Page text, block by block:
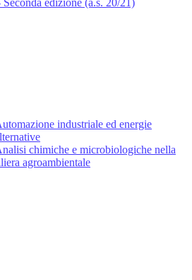
edizione (a.s. 20/21)
industriale ed energie
chimiche e microbiologiche nella
agroambientale